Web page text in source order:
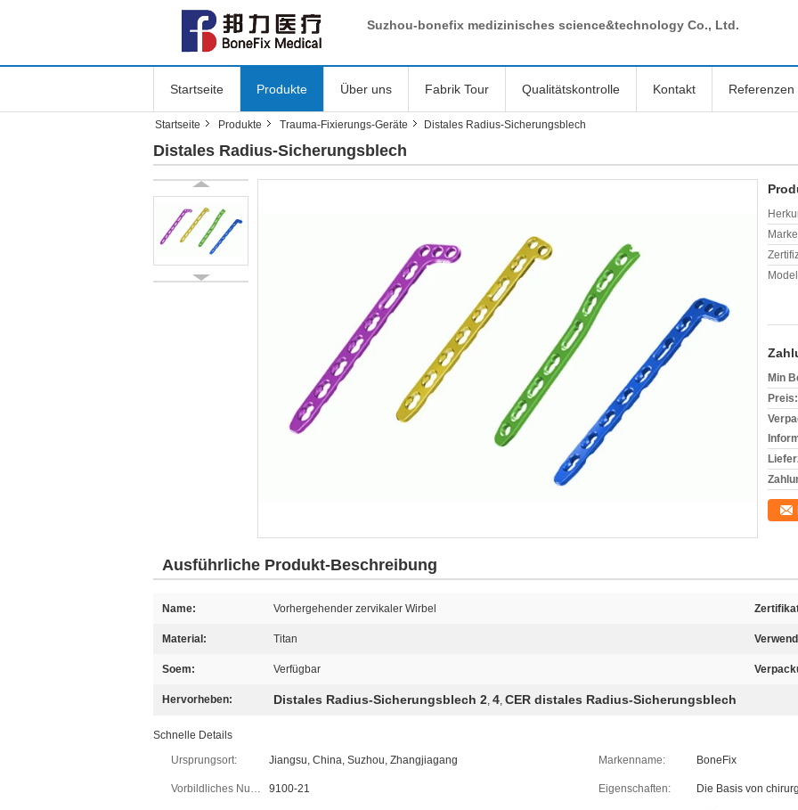
Suzhou-bonefix medizinisches science&technology Co., Ltd.
Startseite Produkte Über uns Fabrik Tour Qualitätskontrolle Kontakt Referenzen
Startseite Produkte Trauma-Fixierungs-Geräte Distales Radius-Sicherungsblech
Distales Radius-Sicherungsblech
Min
Preis:
Ausführliche Produkt-Beschreibung
Name: Vorhergehender zervikaler Wirbel
Material: Titan
Soem: Verfügbar
Hervorheben: Distales Radius-Sicherungsblech 2, 4, CER distales Radius-Sicherungsblech
Schnelle Details
Ursprungsort:
Jiangsu, China, Suzhou, Zhangjiagang Markenname: BoneFix
Vorbildliches Number: 9100-21 Eigenschaften: Die Basis von